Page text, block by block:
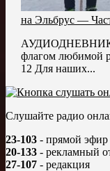
на Эльбрус —
флагом любимой
12 Для наших...
Слушайте радио
23-103 - прямой эфир
20-133 - рекламный
27-107 - редакция